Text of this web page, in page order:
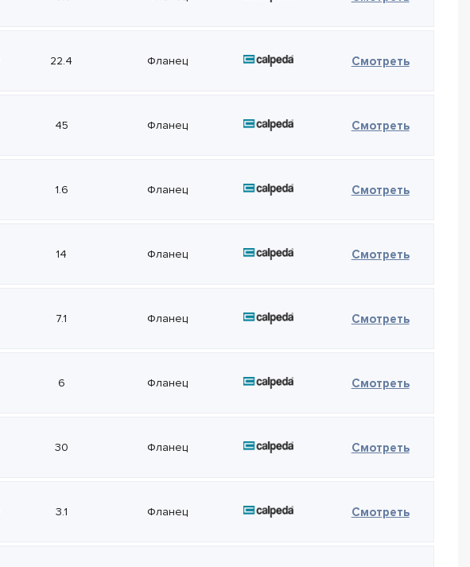
22.4 Фланец Смотреть—
45 Фланец Смотреть—
1.6 Фланец Смотреть—
14 Фланец Смотреть—
7.1 Фланец Смотреть—
6 Фланец Смотреть—
30 Фланец Смотреть—
3.1 Фланец Смотреть—